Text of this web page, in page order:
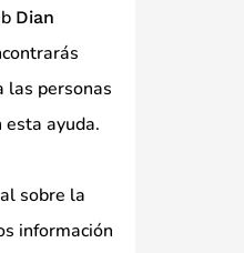
Dian
las personas
esta ayuda.
sobre la
información